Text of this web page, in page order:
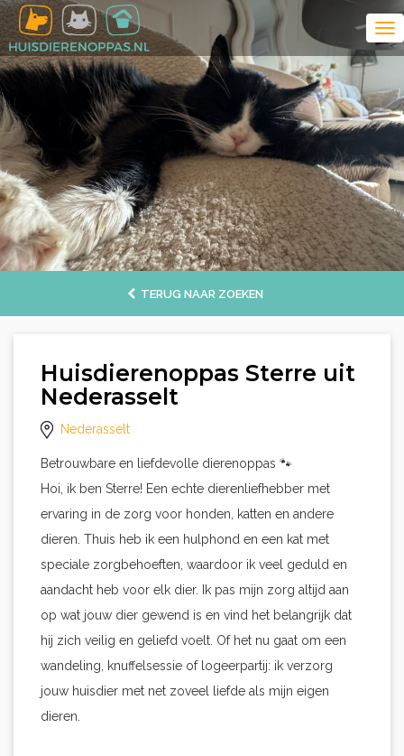
TERUG NAAR ZOEKEN
Huisdierenoppas Sterre uit
Nederasselt
Nederasselt
Betrouwbare en liefdevolle dierenoppas 🐾
Hoi, ik ben Sterre! Een echte dierenliefhebber met
ervaring in de zorg voor honden, katten en andere
dieren. Thuis heb ik een hulphond en een kat met
speciale zorgbehoeften, waardoor ik veel geduld en
aandacht heb voor elk dier. Ik pas mijn zorg altijd aan
op wat jouw dier gewend is en vind het belangrijk dat
hij zich veilig en geliefd voelt. Of het nu gaat om een
wandeling, knuffelsessie of logeerpartij: ik verzorg
jouw huisdier met net zoveel liefde als mijn eigen
dieren.